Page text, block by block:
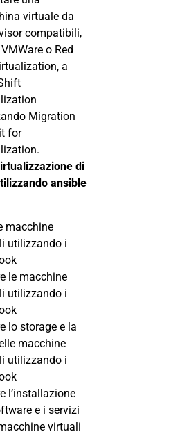
virtuale da
compatibili,
o Red
a
Migration
for
di
ansible
macchine
utilizzando i
le macchine
utilizzando i
lo storage e la
macchine
utilizzando i
l’installazione
e i servizi
virtuali